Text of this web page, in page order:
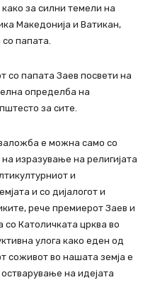
за силни темели на
Македонија и Ватикан,
папата.
со папата Заев посвети на
определба на
за сите.
е можна само со
изразување на религијата
и
и со дијалогот и
рече премиерот Заев и
Католичката црква во
улога како еден од
соживот во нашата земја е
на идејата